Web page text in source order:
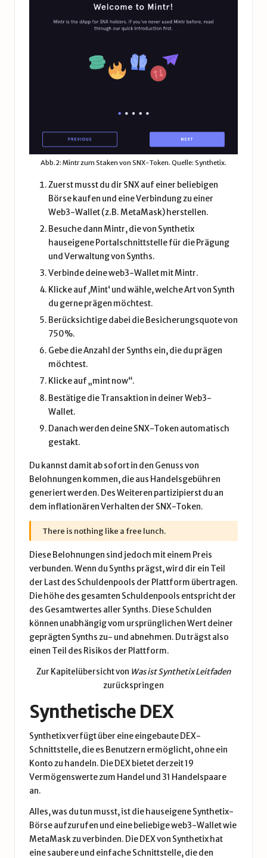
Abb.2: Mintr zum Staken von SNX-Token. Quelle: Synthetix.
Zuerst musst du dir SNX auf einer beliebigen
Börse kaufen und eine Verbindung zu einer
Web3-Wallet (z.B. MetaMask) herstellen.
Besuche dannMintr, die von Synthetix
hauseigene Portalschnittstelle für die Prägung
und Verwaltung von Synths.
Verbinde deine web3-Wallet mit Mintr.
Klicke auf ‚Mint‘ und wähle, welche Art von Synth
du gerne prägen möchtest.
Berücksichtige dabei die Besicherungsquote von
750%.
Gebe die Anzahl der Synths ein, die du prägen
möchtest.
Klicke auf „mint now“.
Bestätige die Transaktion in deiner Web3-
Wallet.
Danach werden deine SNX-Token automatisch
gestakt.
Du kannst damit ab sofort in den Genuss von
Belohnungen kommen, die aus Handelsgebühren
generiert werden. Des Weiteren partizipierst du an
dem inflationären Verhalten der SNX-Token.
There is nothing like a free lunch.
Diese Belohnungen sind jedoch mit einem Preis
verbunden. Wenn du Synths prägst, wird dir ein Teil
der Last des Schuldenpools der Plattform übertragen.
Die höhe des gesamten Schuldenpools entspricht der
des Gesamtwertes aller Synths. Diese Schulden
können unabhängig vom ursprünglichen Wert deiner
geprägten Synths zu- und abnehmen. Du trägst also
einen Teil des Risikos der Plattform.
Zur Kapitelübersicht von Was ist Synthetix Leitfaden
zurückspringen
Synthetische DEX
Synthetix verfügt über eine eingebaute DEX-
Schnittstelle, die es Benutzern ermöglicht, ohne ein
Konto zu handeln. Die DEX bietet derzeit 19
Vermögenswerte zum Handel und 31 Handelspaare
an.
Alles, was du tun musst, ist die hauseigeneSynthetix-
Börseaufzurufen und eine beliebige web3-Wallet wie
MetaMask zu verbinden. Die DEX von Synthetix hat
eine saubere und einfache Schnittstelle, die den